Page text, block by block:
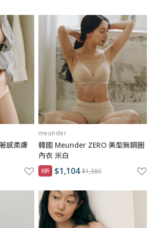
生產的 Tencel™ 莫代爾製成，僅使用
森林中，經過 FSC 認證的山毛櫸木為原料，
紙漿、再經過轉化為纖維並將其紡製成
化學成分都會經過回收。
再生原料，100% 能夠生物降解的成分，讓
心，身體也能放鬆呼吸，如同品牌所堅持的
得自然，穿得健康！」。
感柔膚
meunder
韓國 Meunder ZERO 美型無鋼圈
內衣 米白
8折 $1,104 $1,380